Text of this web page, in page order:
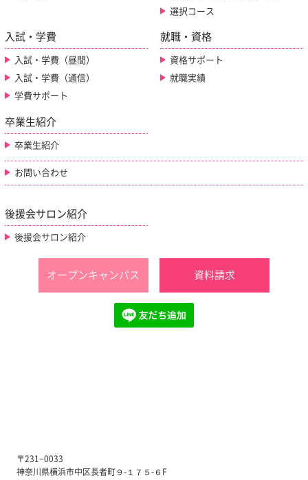
選択コース
入試・学費
入試・学費（昼間）
入試・学費（通信）
学費サポート
就職・資格
資格サポート
就職実績
卒業生紹介
卒業生紹介
お問い合わせ
後援会サロン紹介
後援会サロン紹介
オープンキャンパス 資料請求
〒231−0033
神奈川県横浜市中区長者町９-１７５-６F